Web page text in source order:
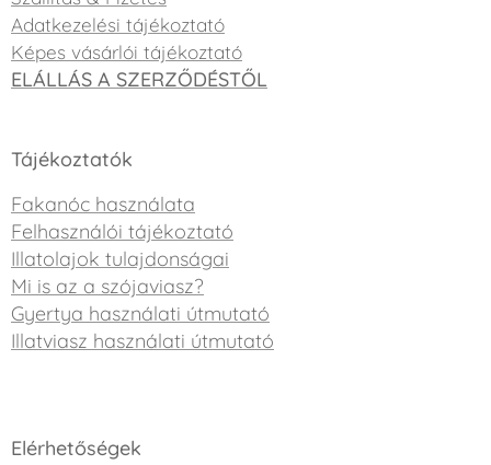
Adatkezelési tájékoztató
Képes vásárlói tájékoztató
ELÁLLÁS A SZERZŐDÉSTŐL
Tájékoztatók
Fakanóc használata
Felhasználói tájékoztató
Illatolajok tulajdonságai
Mi is az a szójaviasz?
Gyertya használati útmutató
Illatviasz használati útmutató
Elérhetőségek